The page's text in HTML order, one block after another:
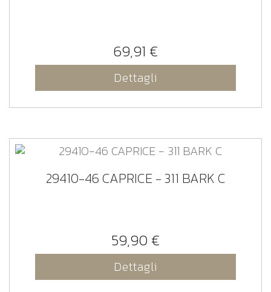
69,91 €
Dettagli
29410-46 CAPRICE - 311 BARK C
59,90 €
Dettagli